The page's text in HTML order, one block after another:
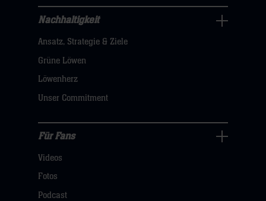
hier
Nachhaltigkeit
Navigation
öffnen,
dann
hier
Nachhaltigkeit
Ansatz, Strategie & Ziele
Grüne Löwen
Löwenherz
Unser Commitment
Fans
Navigation
öffnen,
Für Fans
Videos
Fotos
Podcast